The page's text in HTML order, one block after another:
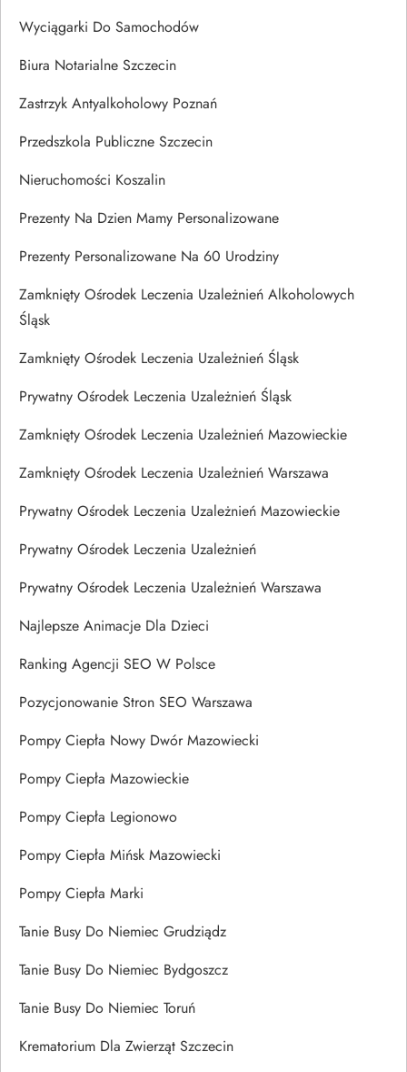
Wyciągarki Do Samochodów
Biura Notarialne Szczecin
Zastrzyk Antyalkoholowy Poznań
Przedszkola Publiczne Szczecin
Nieruchomości Koszalin
Prezenty Na Dzien Mamy Personalizowane
Prezenty Personalizowane Na 60 Urodziny
Zamknięty Ośrodek Leczenia Uzależnień Alkoholowych
Śląsk
Zamknięty Ośrodek Leczenia Uzależnień Śląsk
Prywatny Ośrodek Leczenia Uzależnień Śląsk
Zamknięty Ośrodek Leczenia Uzależnień Mazowieckie
Zamknięty Ośrodek Leczenia Uzależnień Warszawa
Prywatny Ośrodek Leczenia Uzależnień Mazowieckie
Prywatny Ośrodek Leczenia Uzależnień
Prywatny Ośrodek Leczenia Uzależnień Warszawa
Najlepsze Animacje Dla Dzieci
Ranking Agencji SEO W Polsce
Pozycjonowanie Stron SEO Warszawa
Pompy Ciepła Nowy Dwór Mazowiecki
Pompy Ciepła Mazowieckie
Pompy Ciepła Legionowo
Pompy Ciepła Mińsk Mazowiecki
Pompy Ciepła Marki
Tanie Busy Do Niemiec Grudziądz
Tanie Busy Do Niemiec Bydgoszcz
Tanie Busy Do Niemiec Toruń
Krematorium Dla Zwierząt Szczecin